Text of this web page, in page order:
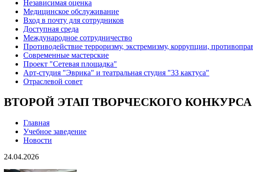
Независимая оценка
Медицинское обслуживание
Вход в почту для сотрудников
Доступная среда
Международное сотрудничество
Противодействие терроризму, экстремизму, коррупции,
Современные мастерские
Проект "Сетевая площадка"
Арт-студия "Эврика" и театральная студия "33 кактуса"
Отраслевой совет
ВТОРОЙ ЭТАП ТВОРЧЕСКОГО
Главная
Учебное заведение
Новости
24.04.2026